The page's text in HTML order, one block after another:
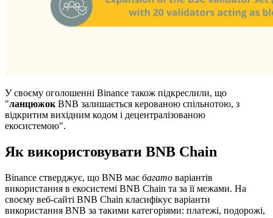
У своєму оголошенні Binance також підкреслили, що
"ланцюжок BNB залишається керованою спільнотою, з
відкритим вихідним кодом і децентралізованою
екосистемою".
Як використовувати BNB Chain
Binance стверджує, що BNB має багато варіантів
використання в екосистемі BNB Chain та за її межами. На
своєму веб-сайті BNB Chain класифікує варіанти
використання BNB за такими категоріями: платежі, подорожі,